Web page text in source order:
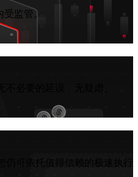
监管。
不必要的延误，无疑虑。
仍可依托值得信赖的极速执行